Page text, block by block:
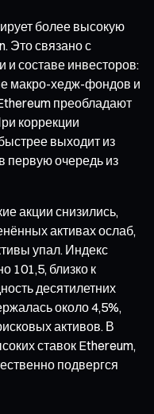
более высокую
Это связано с
и составе инвесторов:
макро-хедж-фондов и
преобладают
коррекции
выходит из
первую очередь из
акции снизились,
активах ослаб,
упал. Индекс
101,5, близко к
десятилетних
около 4,5%,
активов. В
ставок Ethereum,
подвергся